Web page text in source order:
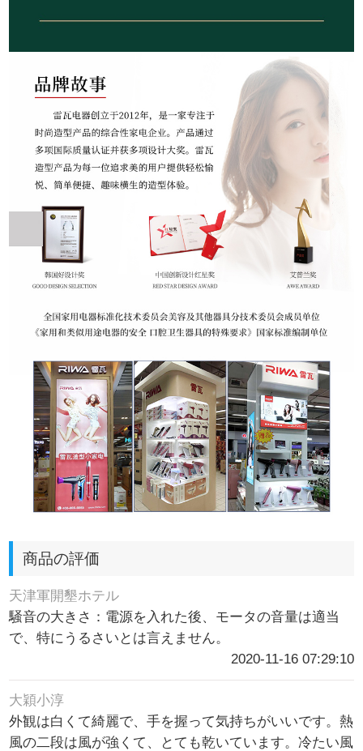
商品の評価
天津軍開墾ホテル
騒音の大きさ：電源を入れた後、モータの音量は適当
で、特にうるさいとは言えません。
2020-11-16 07:29:10
大穎小淳
外観は白くて綺麗で、手を握って気持ちがいいです。熱
風の二段は風が強くて、とても乾いています。冷たい風